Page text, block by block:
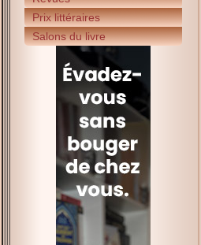
Prix littéraires
Salons du livre